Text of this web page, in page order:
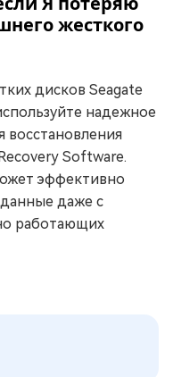
жесткого
дисков Seagate
надежное
восстановления
Software.
эффективно
даже с
работающих